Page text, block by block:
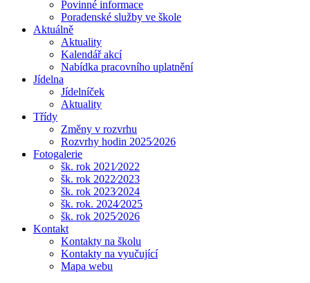
Povinné informace
Poradenské služby ve škole
Aktuálně
Aktuality
Kalendář akcí
Nabídka pracovního uplatnění
Jídelna
Jídelníček
Aktuality
Třídy
Změny v rozvrhu
Rozvrhy hodin 2025⁄2026
Fotogalerie
šk. rok 2021⁄2022
šk. rok 2022⁄2023
šk. rok 2023⁄2024
šk. rok. 2024⁄2025
šk. rok 2025⁄2026
Kontakt
Kontakty na školu
Kontakty na vyučující
Mapa webu